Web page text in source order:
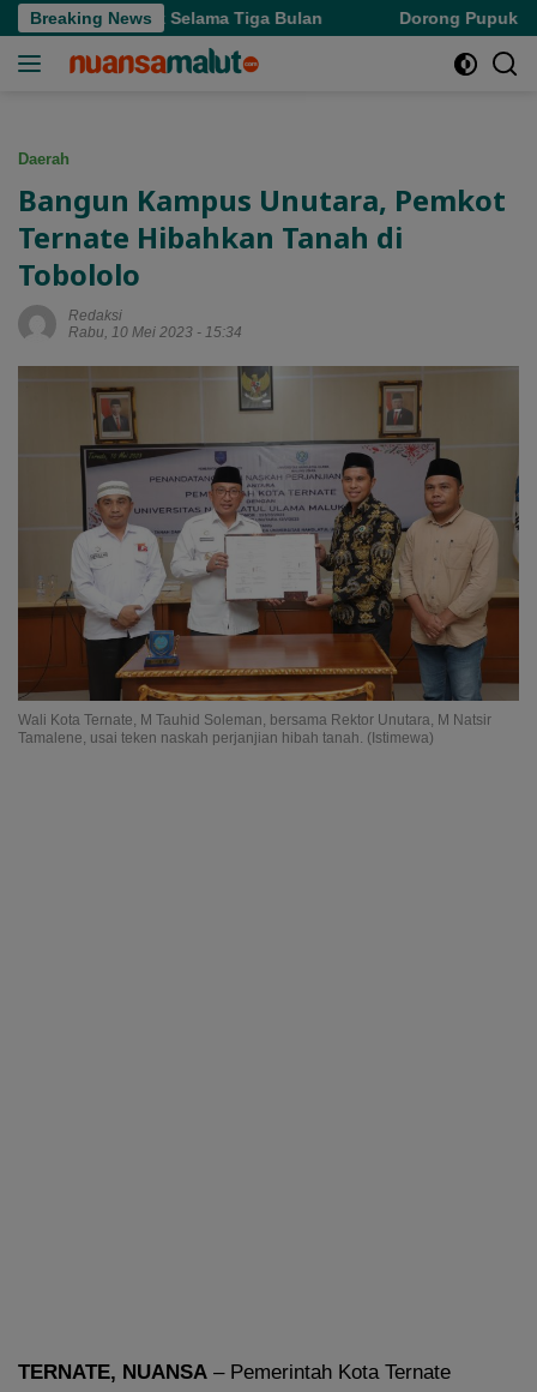
Langsung
ke
Breaking News
Pajak Selama Tiga Bulan Dorong Pupuk
Daerah
Bangun Kampus Unutara, Pemkot
Ternate Hibahkan Tanah di
Tobololo
Redaksi
Rabu, 10 Mei 2023 - 15:34
Wali Kota Ternate, M Tauhid Soleman, bersama Rektor Unutara, M Natsir
Tamalene, usai teken naskah perjanjian hibah tanah. (Istimewa)
TERNATE, NUANSA – Pemerintah Kota Ternate